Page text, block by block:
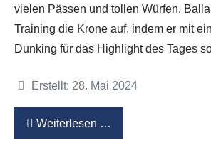
vielen Pässen und tollen Würfen.
Training die Krone auf, indem er mit
Dunking für das Highlight des Tages
Details
Erstellt: 28. Mai 2024
Weiterlesen …